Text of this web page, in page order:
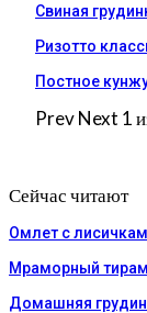
Свиная
Ризотто
Постное
PrevNext 1
Сейчас читают
Омлет с
Мраморный
Домашняя